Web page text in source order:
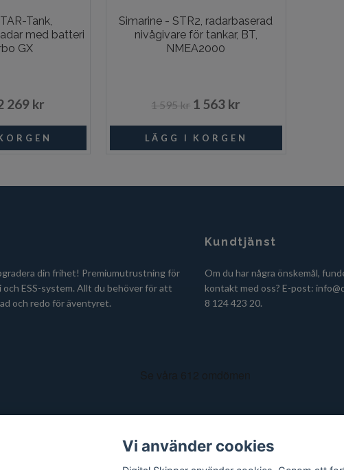
Tank,
med batteri
GX
269 kr
I lager
Simarine - STR2, radarbaserad
nivågivare för tankar, BT,
NMEA2000
1 595 kr 1 563 kr
Beställningsvara
din frihet! Premiumutrustning för
ESS-system. Allt du behöver för att
och redo för äventyret.
Kundtjänst
Om du har några önskemål,
kontakt med oss? E-post:
8 124 423 20.
Vi använder cookies